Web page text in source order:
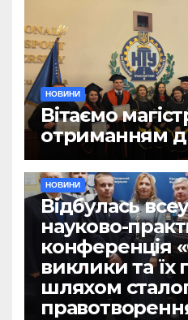
НОВИНИ
Вітаємо
отриманням
НОВИНИ
Відбулась
науково-
конференція
виклики та їх
шляхом